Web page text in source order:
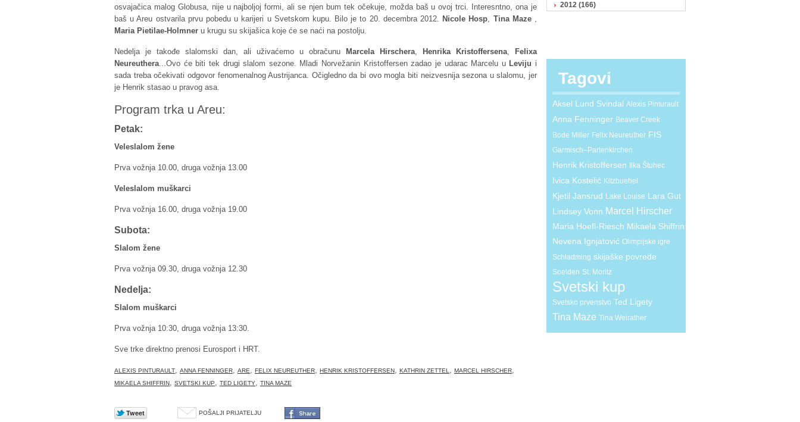
osvajačica malog Globusa, nije u najboljoj formi, ali se njen bum tek očekuje, možda baš u ovoj trci. Interesntno, ona je
baš u Areu ostvarila prvu pobedu u karijeri u Svetskom kupu. Bilo je to 20. decembra 2012. Nicole Hosp, Tina Maze,
Maria Pietilae-Holmner u krugu su skijašica koje će se naći na postolju.
Nedelja je takođe slalomski dan, ali uživaćemo u obračunu Marcela Hirschera, Henrika Kristoffersena,
Felixa
Neureuthera...Ovo će biti tek drugi slalom sezone. Mladi Norvežanin Kristoffersen zadao je udarac Marcelu u Leviju i
sada treba očekivati odgovor fenomenalnog Austrijanca. Očigledno da bi ovo mogla biti neizvesnija sezona u slalomu, jer
je Henrik stasao u pravog asa.
Program trka u Areu:
Petak:
Veleslalom žene
Prva vožnja 10.00, druga vožnja 13.00
Veleslalom muškarci
Prva vožnja 16.00, druga vožnja 19.00
Subota:
Slalom žene
Prva vožnja 09.30, druga vožnja 12.30
Nedelja:
Slalom muškarci
Prva vožnja 10:30, druga vožnja 13:30.
Sve trke direktno prenosi Eurosport i HRT.
ALEXIS PINTURAULT, ANNA FENNINGER, ARE, FELIX NEUREUTHER, HENRIK KRISTOFFERSEN, KATHRIN ZETTEL , MARCEL HIRSCHER,
MIKAELA SHIFFRIN, SVETSKI KUP, TED LIGETY, TINA MAZE
POŠALJI PRIJATELJU
2012 (166)
Tagovi
Aksel Lund Svindal Alexis Pinturault
Anna Fenninger Beaver Creek
Bode Miller Felix Neureuther FIS
Garmisch–Partenkirchen
Henrik Kristoffersen Ilka Štuhec
Ivica Kostelić Kitzbuehel
Kjetil Jansrud Lake Louise Lara Gut
Lindsey Vonn Marcel Hirscher
Maria Hoefl-Riesch Mikaela Shiffrin
Nevena Ignjatović Olimpijske igre
Schladming skijaške povrede
Soelden St. Moritz
Svetski kup
Svetsko prvenstvo Ted Ligety
Tina Maze Tina Weirather